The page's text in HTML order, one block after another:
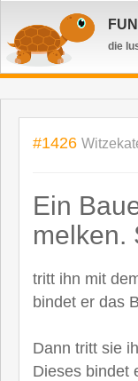
die
#1426
Ein
melken.
tritt ihn mit
bindet er das
Dann tritt sie
Dieses bindet